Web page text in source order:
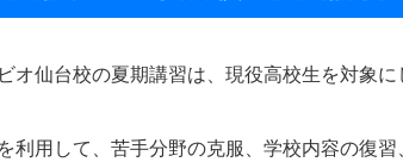
オ仙台校の夏期講習は、現役高校生を対象に
利用して、苦手分野の克服、学校内容の復